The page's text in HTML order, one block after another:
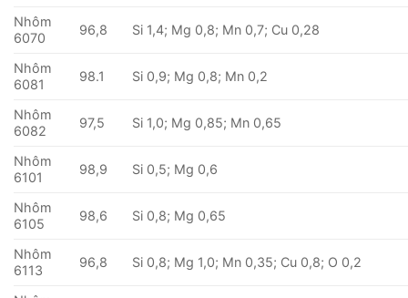
Nhôm
6070
96,8 Si 1,4; Mg 0,8; Mn 0,7; Cu 0,28
Nhôm
6081
98.1 Si 0,9; Mg 0,8; Mn 0,2
Nhôm
6082
97,5 Si 1,0; Mg 0,85; Mn 0,65
Nhôm
6101
98,9 Si 0,5; Mg 0,6
Nhôm
6105
98,6 Si 0,8; Mg 0,65
Nhôm
6113
96,8 Si 0,8; Mg 1,0; Mn 0,35; Cu 0,8; O 0,2